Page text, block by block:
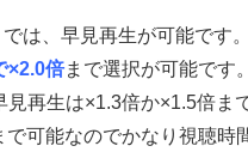
は、早見再生が可能です
×2.0倍まで選択が可能です
見再生は×1.3倍か×1.5倍ま
で可能なのでかなり視聴時